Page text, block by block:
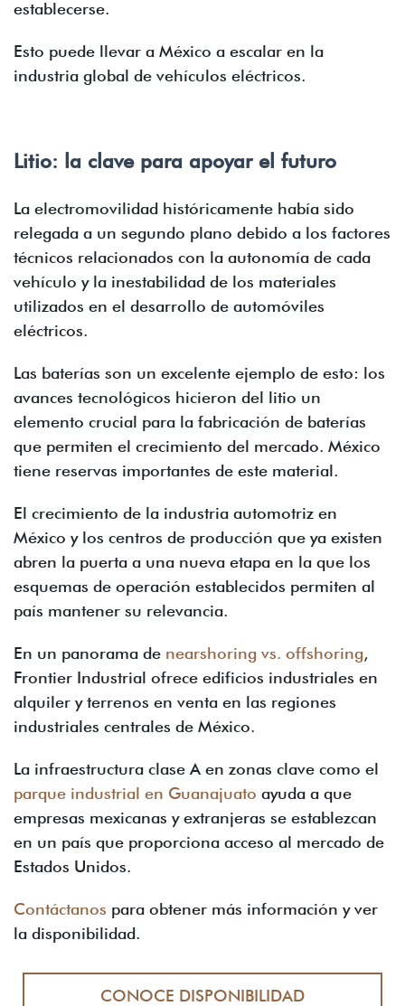
establecerse.
Esto puede llevar a México a escalar en la
industria global de vehículos eléctricos.
Litio: la clave para apoyar el futuro
La electromovilidad históricamente había sido
relegada a un segundo plano debido a los factores
técnicos relacionados con la autonomía de cada
vehículo y la inestabilidad de los materiales
utilizados en el desarrollo de automóviles
eléctricos.
Las baterías son un excelente ejemplo de esto: los
avances tecnológicos hicieron del litio un
elemento crucial para la fabricación de baterías
que permiten el crecimiento del mercado. México
tiene reservas importantes de este material.
El crecimiento de la industria automotriz en
México y los centros de producción que ya existen
abren la puerta a una nueva etapa en la que los
esquemas de operación establecidos permiten al
país mantener su relevancia.
En un panorama de nearshoring vs. offshoring,
Frontier Industrial ofrece edificios industriales en
alquiler y terrenos en venta en las regiones
industriales centrales de México.
La infraestructura clase A en zonas clave como el
parque industrial en Guanajuato ayuda a que
empresas mexicanas y extranjeras se establezcan
en un país que proporciona acceso al mercado de
Estados Unidos.
Contáctanos para obtener más información y ver
la disponibilidad.
CONOCE DISPONIBILIDAD